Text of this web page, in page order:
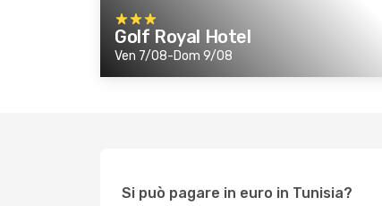
Golf Royal Hotel
Ven 7/08-Dom 9/08
Si può pagare in euro in Tunisia?